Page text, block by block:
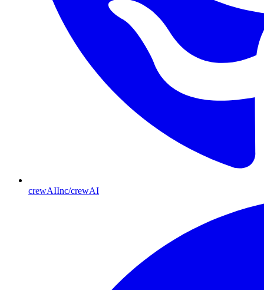
crewAIInc/crewAI